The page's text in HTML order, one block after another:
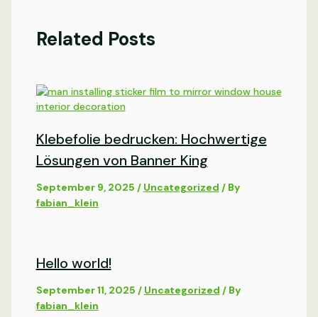
Related Posts
Klebefolie bedrucken: Hochwertige
Lösungen von Banner King
September 9, 2025 / Uncategorized / By
fabian_klein
Hello world!
September 11, 2025 / Uncategorized / By
fabian_klein